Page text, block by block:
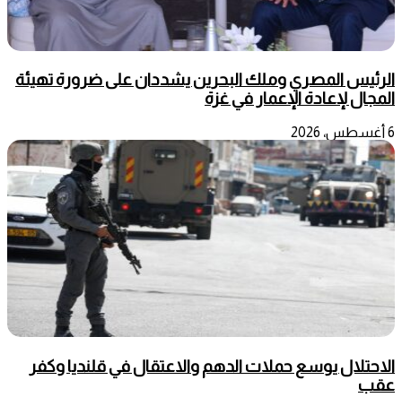
الرئيس المصري وملك البحرين يشددان على ضرورة تهيئة
المجال لإعادة الإعمار في غزة
6 أغسطس، 2026
الاحتلال يوسع حملات الدهم والاعتقال في قلنديا وكفر
عقب